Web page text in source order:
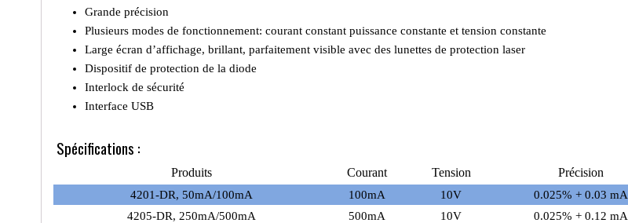
Grande précision
Plusieurs modes de fonctionnement: courant constant puissance constante et tension constante
Large écran d’affichage, brillant, parfaitement visible avec des lunettes de protection laser
Dispositif de protection de la diode
Interlock de sécurité
Interface USB
Spécifications :
Produits Courant Tension Précision
4201-DR, 50mA/100mA
100mA 10V 0.025% + 0.03 mA
4205-DR, 250mA/500mA
500mA 10V 0.025% + 0.12 mA